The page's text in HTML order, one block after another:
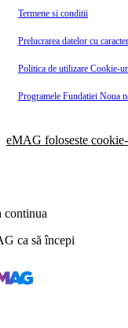
Termene si conditii
Prelucrarea datelor cu
Politica de utilizare Cookie-
Programele Fundatiei Noua
eMAG foloseste
continua
ca să începi